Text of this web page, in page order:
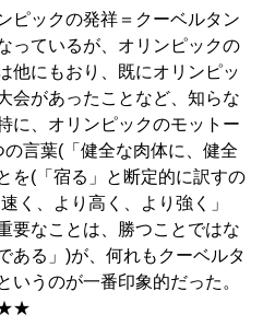
ピックの発祥＝クーベルタン
っているが、オリンピックの
他にもおり、既にオリンピッ
会があったことなど、知らな
に、オリンピックのモットー
言葉(「健全な肉体に、健全
を(「宿る」と断定的に訳すの
く、より高く、より強く」
要なことは、勝つことではな
ある」)が、何れもクーベルタ
いうのが一番印象的だった。